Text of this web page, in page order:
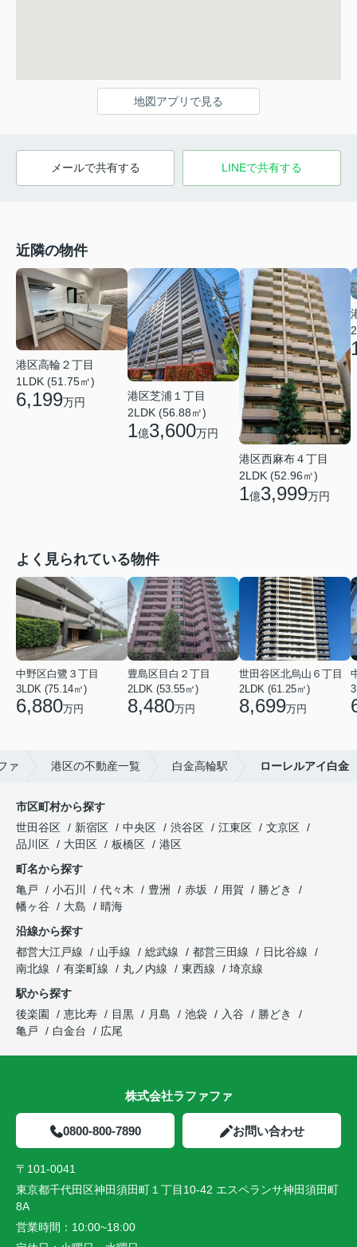
地図アプリで見る
メールで共有する LINEで共有する
近隣の物件
港区高輪２丁目
1LDK (51.75㎡)
6,199万円
港区芝浦１丁目
2LDK (56.88㎡)
1億3,600万円
港区西麻布４丁目
2LDK (52.96㎡)
1億3,999万円
よく見られている物件
中野区白鷺３丁目
3LDK (75.14㎡)
6,880万円
豊島区目白２丁目
2LDK (53.55㎡)
8,480万円
世田谷区北烏山６丁目
2LDK (61.25㎡)
8,699万円
ァ 港区の不動産一覧 白金高輪駅 ローレルアイ白金
市区町村から探す
世田谷区
新宿区 中央区 渋谷区 江東区
文京区
品川区
大田区 板橋区
港区
町名から探す
亀戸
小石川 代々木 豊洲 赤坂 用賀
勝どき
幡ヶ谷
大島
晴海
沿線から探す
都営大江戸線
山手線 総武線 都営三田線
日比谷線
南北線
有楽町線 丸ノ内線 東西線
埼京線
駅から探す
後楽園
恵比寿 目黒 月島 池袋 入谷
勝どき
亀戸
白金台 広尾
株式会社ラファファ
0800-800-7890 お問い合わせ
〒101-0041
東京都千代田区神田須田町１丁目10-42 エスペランサ神田須田町
8A
営業時間： 10:00~18:00